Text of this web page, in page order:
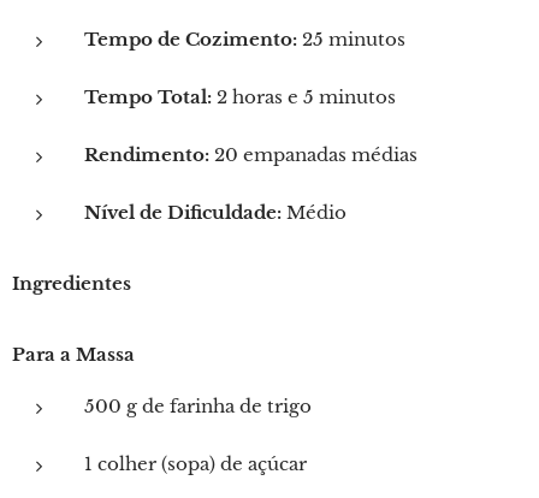
Tempo de Cozimento: 25 minutos
Tempo Total: 2 horas e 5 minutos
Rendimento: 20 empanadas médias
Nível de Dificuldade: Médio
Ingredientes
Para a Massa
500 g de farinha de trigo
1 colher (sopa) de açúcar